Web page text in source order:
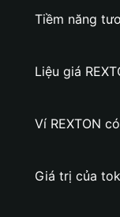
Tiềm năng
Liệu giá
Ví REXTON
Giá trị của